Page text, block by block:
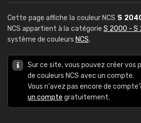
Cette page affiche la couleur NCS S
NCS appartient à la catégorie S 2000 - S
système de couleurs NCS.
Sur ce site, vous pouvez créer vos
de couleurs NCS avec un compte.
Vous n'avez pas encore de
un compte gratuitement.